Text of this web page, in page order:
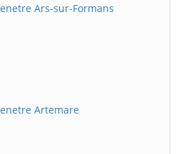
Ars-sur-Formans
Artemare